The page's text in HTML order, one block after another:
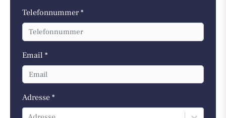
Telefonnummer *
Email *
Adresse *